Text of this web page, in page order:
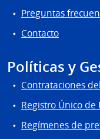
Preguntas
Contacto
Políticas y
Contrataciones
Registro Único de
Regímenes de